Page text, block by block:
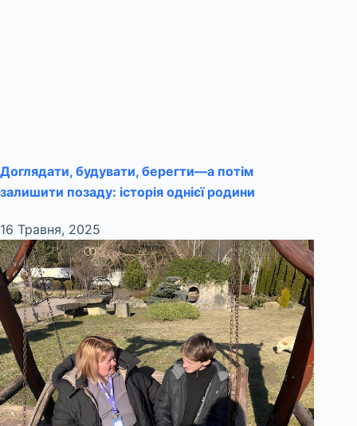
Доглядати, будувати, берегти—а потім
залишити позаду: історія однієї родини
16 Травня, 2025